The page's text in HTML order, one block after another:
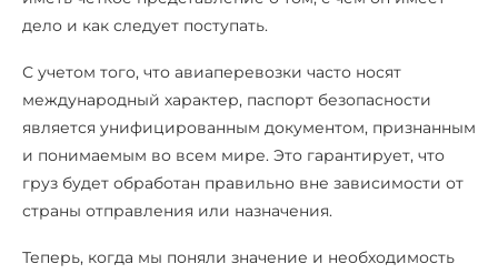
дело и как следует поступать.
С учетом того, что авиаперевозки часто носят
международный характер, паспорт безопасности
является унифицированным документом, признанным
и понимаемым во всем мире. Это гарантирует, что
груз будет обработан правильно вне зависимости от
страны отправления или назначения.
Теперь, когда мы поняли значение и необходимость